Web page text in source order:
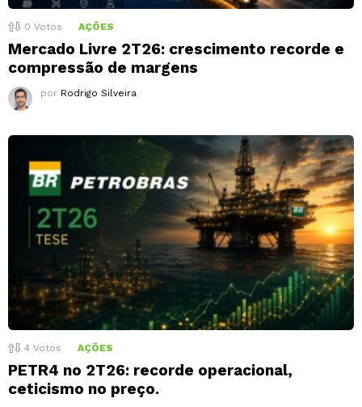
0 Votos AÇÕES
Mercado Livre 2T26: crescimento recorde e
compressão de margens
por Rodrigo Silveira
4 Votos AÇÕES
PETR4 no 2T26: recorde operacional,
ceticismo no preço.